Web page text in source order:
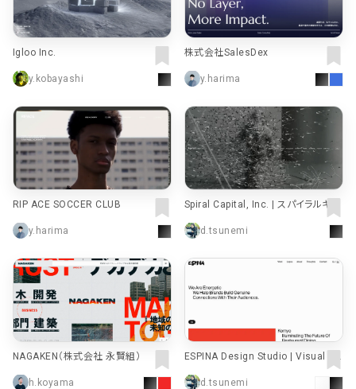
Igloo Inc.
y.kobayashi
株式会社SalesDex
y.harima
RIP ACE SOCCER CLUB
y.harima
Spiral Capital, Inc. | スパイラルキャ
d.tsunemi
NAGAKEN（株式会社 永賢組）
h.koyama
ESPINA Design Studio | Visual St
d.tsunemi